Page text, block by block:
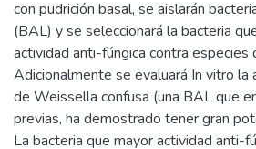
con pudrición basal, se aislarán
(BAL) y se seleccionará la bacteria
actividad anti-fúngica contra especies
Adicionalmente se evaluará In vitro la
de Weissella confusa (una BAL que
previas, ha demostrado tener gran
La bacteria que mayor actividad anti-